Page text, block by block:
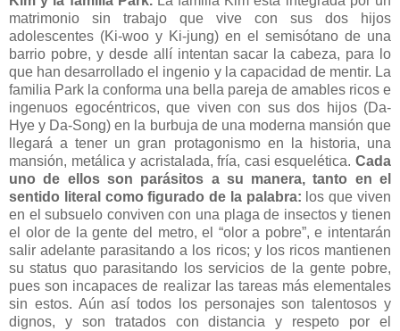
matrimonio sin trabajo que vive con sus dos hijos
adolescentes (Ki-woo y Ki-jung) en el semisótano de una
barrio pobre, y desde allí intentan sacar la cabeza, para lo
que han desarrollado el ingenio y la capacidad de mentir. La
familia Park la conforma una bella pareja de amables ricos e
ingenuos egocéntricos, que viven con sus dos hijos (Da-
Hye y Da-Song) en la burbuja de una moderna mansión que
llegará a tener un gran protagonismo en la historia, una
mansión, metálica y acristalada, fría, casi esquelética. Cada
uno de ellos son parásitos a su manera, tanto en el
sentido literal como figurado de la palabra: los que viven
en el subsuelo conviven con una plaga de insectos y tienen
el olor de la gente del metro, el “olor a pobre”, e intentarán
salir adelante parasitando a los ricos; y los ricos mantienen
su status quo parasitando los servicios de la gente pobre,
pues son incapaces de realizar las tareas más elementales
sin estos. Aún así todos los personajes son talentosos y
dignos, y son tratados con distancia y respeto por el